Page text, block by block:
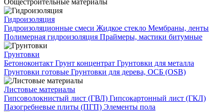
Общестроительные материалы
Гидроизоляция
Гидроизоляционные смеси Жидкое стекло Мембраны, ленты
Полимерная гидроизоляция Праймеры, мастики битумные
Грунтовки
Бетоноконтакт Грунт концентрат Грунтовки для металла
Грунтовки готовые Грунтовки для дерева, ОСБ (OSB)
Листовые материалы
Гипсоволокнистый лист (ГВЛ) Гипсокартонный лист (ГКЛ)
Пазогребневые плиты (ПГП) Элементы пола